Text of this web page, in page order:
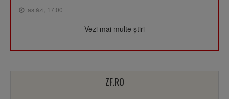
astăzi, 17:00
Vezi mai multe ştiri
ZF.RO